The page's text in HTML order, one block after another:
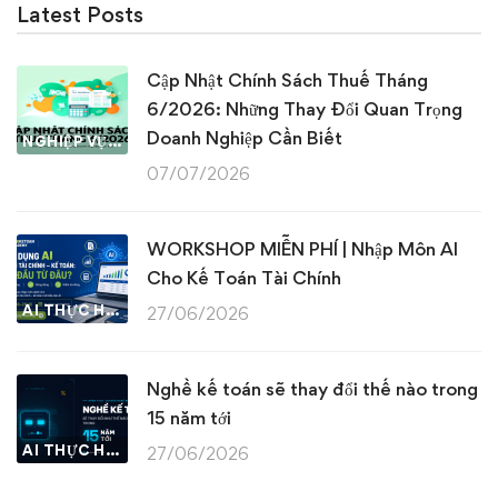
Latest Posts
NGHIỆP VỤ KẾ TOÁN & THUẾ
Cập Nhật Chính Sách Thuế Tháng
6/2026: Những Thay Đổi Quan Trọng
Doanh Nghiệp Cần Biết
07/07/2026
AI THỰC HÀNH
WORKSHOP MIỄN PHÍ | Nhập Môn AI
Cho Kế Toán Tài Chính
27/06/2026
AI THỰC HÀNH
Nghề kế toán sẽ thay đổi thế nào trong
15 năm tới
27/06/2026